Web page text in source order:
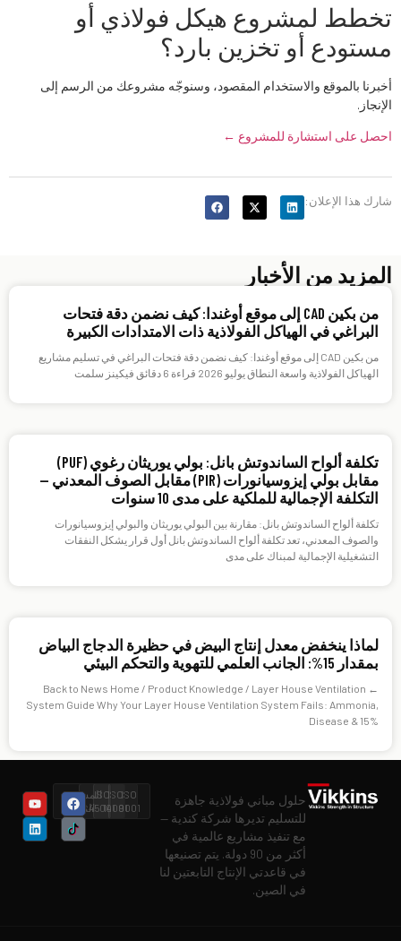
تخطط لمشروع هيكل فولاذي أو
مستودع أو تخزين بارد؟
أخبرنا بالموقع والاستخدام المقصود، وسنوجّه مشروعك من الرسم إلى
الإنجاز.
احصل على استشارة للمشروع ←
شارك هذا الإعلان:
المزيد من الأخبار
من بكين CAD إلى موقع أوغندا: كيف نضمن دقة فتحات
البراغي في الهياكل الفولاذية ذات الامتدادات الكبيرة
من بكين CAD إلى موقع أوغندا: كيف نضمن دقة فتحات البراغي في تسليم مشاريع
الهياكل الفولاذية واسعة النطاق يوليو 2026 قراءة 6 دقائق فيكينز سلمت
تكلفة ألواح الساندوتش بانل: بولي يوريثان رغوي (PUF)
مقابل بولي إيزوسيانورات (PIR) مقابل الصوف المعدني —
التكلفة الإجمالية للملكية على مدى 10 سنوات
تكلفة ألواح الساندوتش بانل: مقارنة بين البولي يوريثان والبولي إيزوسيانورات
والصوف المعدني، تعد تكلفة ألواح الساندوتش بانل أول قرار يشكل النفقات
التشغيلية الإجمالية لمبناك على مدى
لماذا ينخفض معدل إنتاج البيض في حظيرة الدجاج البياض
بمقدار 15%: الجانب العلمي للتهوية والتحكم البيئي
← Back to News Home / Product Knowledge / Layer House Ventilation
System Guide Why Your Layer House Ventilation System Fails: Ammonia,
Disease & 15%
حلول مباني فولاذية جاهزة
للتسليم تديرها شركة كندية —
مع تنفيذ مشاريع عالمية في
أكثر من 90 دولة. يتم تصنيعها
في قاعدتي الإنتاج التابعتين لنا
في الصين.
ISO
9001
ISO
14001
ISO
45001
المستوى
الثاني